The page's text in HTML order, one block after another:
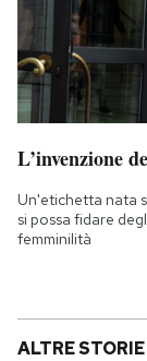
L’invenzione
Un'etichetta nata
si possa fidare
femminilità
ALTRE STORIE